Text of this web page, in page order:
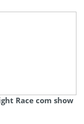
Race com show